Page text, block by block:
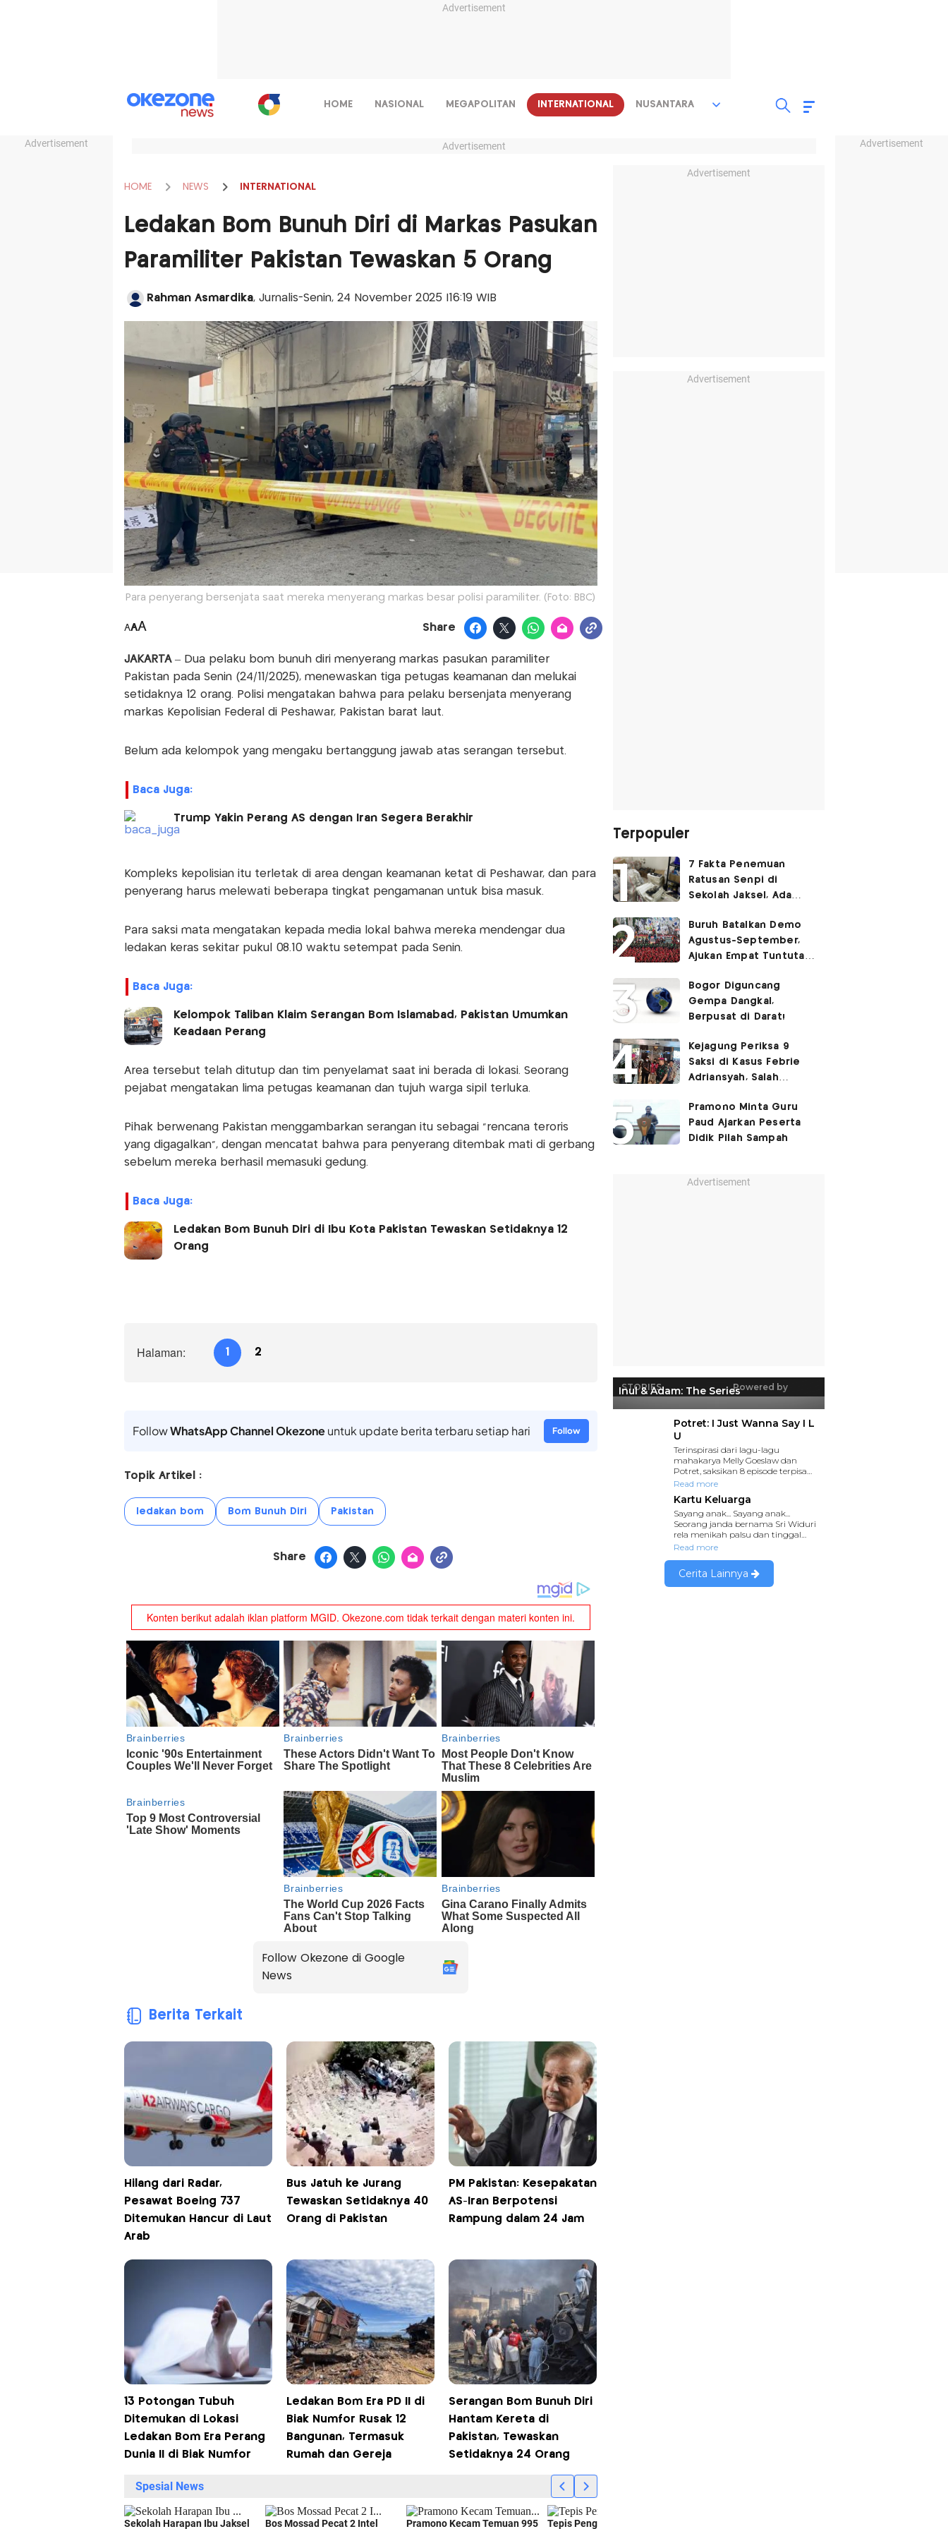
Advertisement
Advertisement Advertisement
HOME NASIONAL MEGAPOLITAN INTERNATIONAL NUSANTARA
Advertisement
HOME NEWS INTERNATIONAL
Ledakan Bom Bunuh Diri di Markas Pasukan
Paramiliter Pakistan Tewaskan 5 Orang
Rahman Asmardika, Jurnalis-Senin, 24 November 2025 |16:19 WIB
Para penyerang bersenjata saat mereka menyerang markas besar polisi paramiliter. (Foto: BBC)
AAA Share
JAKARTA – Dua pelaku bom bunuh diri menyerang markas pasukan paramiliter
Pakistan pada Senin (24/11/2025), menewaskan tiga petugas keamanan dan melukai
setidaknya 12 orang. Polisi mengatakan bahwa para pelaku bersenjata menyerang
markas Kepolisian Federal di Peshawar, Pakistan barat laut.
Belum ada kelompok yang mengaku bertanggung jawab atas serangan tersebut.
Baca Juga:
Trump Yakin Perang AS dengan Iran Segera Berakhir
Kompleks kepolisian itu terletak di area dengan keamanan ketat di Peshawar, dan para
penyerang harus melewati beberapa tingkat pengamanan untuk bisa masuk.
Para saksi mata mengatakan kepada media lokal bahwa mereka mendengar dua
ledakan keras sekitar pukul 08.10 waktu setempat pada Senin.
Baca Juga:
Kelompok Taliban Klaim Serangan Bom Islamabad, Pakistan Umumkan
Keadaan Perang
Area tersebut telah ditutup dan tim penyelamat saat ini berada di lokasi. Seorang
pejabat mengatakan lima petugas keamanan dan tujuh warga sipil terluka.
Pihak berwenang Pakistan menggambarkan serangan itu sebagai “rencana teroris
yang digagalkan”, dengan mencatat bahwa para penyerang ditembak mati di gerbang
sebelum mereka berhasil memasuki gedung.
Baca Juga:
Ledakan Bom Bunuh Diri di Ibu Kota Pakistan Tewaskan Setidaknya 12
Orang
Halaman: 1 2
FollowWhatsApp Channel Okezoneuntuk update berita terbaru setiap hari Follow
Topik Artikel :
ledakan bom Bom Bunuh Diri Pakistan
Share
Follow Okezone di Google
News
Berita Terkait
Hilang dari Radar,
Pesawat Boeing 737
Ditemukan Hancur di Laut
Arab
Bus Jatuh ke Jurang
Tewaskan Setidaknya 40
Orang di Pakistan
PM Pakistan: Kesepakatan
AS-Iran Berpotensi
Rampung dalam 24 Jam
13 Potongan Tubuh
Ditemukan di Lokasi
Ledakan Bom Era Perang
Dunia II di Biak Numfor
Ledakan Bom Era PD II di
Biak Numfor Rusak 12
Bangunan, Termasuk
Rumah dan Gereja
Serangan Bom Bunuh Diri
Hantam Kereta di
Pakistan, Tewaskan
Setidaknya 24 Orang
Advertisement
Advertisement
Terpopuler
7 Fakta Penemuan
Ratusan Senpi di
Sekolah Jaksel, Ada
Ruang Bunker
Buruh Batalkan Demo
Agustus-September,
Ajukan Empat Tuntutan
Bogor Diguncang
Gempa Dangkal,
Berpusat di Darat!
Kejagung Periksa 9
Saksi di Kasus Febrie
Adriansyah, Salah
Pramono Minta Guru
Paud Ajarkan Peserta
Didik Pilah Sampah
Advertisement